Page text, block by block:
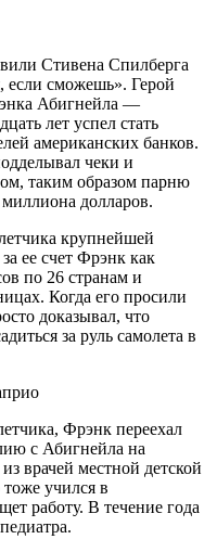
Стивена Спилберга
если сможешь». Герой
Абигнейла —
лет успел стать
американских банков.
чеки и
таким образом парню
долларов.
крупнейшей
ее счет Фрэнк как
по 26 странам и
Когда его просили
доказывал, что
за руль самолета в
Фрэнк переехал
с Абигнейла на
врачей местной детской
учился в
работу. В течение года